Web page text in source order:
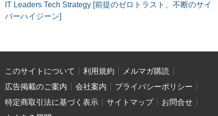
IT Leaders Tech Strategy [前提のゼロトラスト、不断のサイ
バーハイジーン]
このサイトについて 利用規約
メルマガ購読
広告掲載のご案内
会社案内
プライバシーポリシー
特定商取引法に基づく表示
サイトマップ
お問合せ